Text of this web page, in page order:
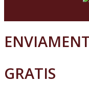
GRATIS